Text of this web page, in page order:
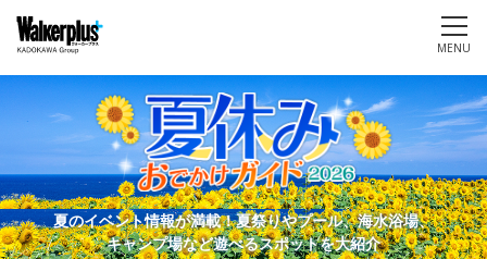
MENU
夏のイベント情報が満載！夏祭りやプール、海水浴場、
キャンプ場など遊べるスポットを大紹介